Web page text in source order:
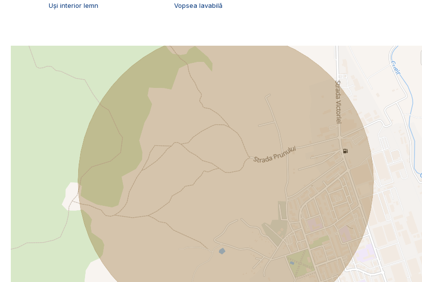
Uși interior lemn Vopsea lavabilă